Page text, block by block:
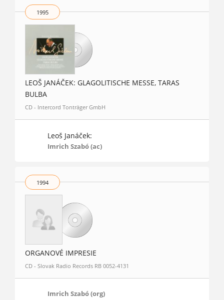
1995
LEOŠ JANÁČEK: GLAGOLITISCHE MESSE, TARAS
BULBA
CD - Intercord Tonträger GmbH
Leoš Janáček:
Imrich Szabó (ac)
1994
ORGANOVÉ IMPRESIE
CD - Slovak Radio Records RB 0052-4131
Imrich Szabó (org)